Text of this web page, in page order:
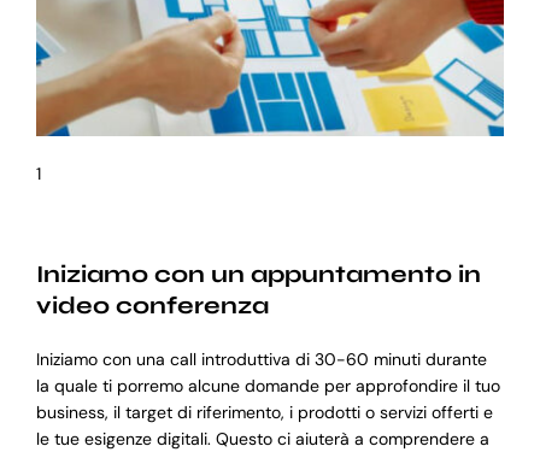
1
Iniziamo con un appuntamento in
video conferenza
Iniziamo con una call introduttiva di 30-60 minuti durante
la quale ti porremo alcune domande per approfondire il tuo
business, il target di riferimento, i prodotti o servizi offerti e
le tue esigenze digitali. Questo ci aiuterà a comprendere a